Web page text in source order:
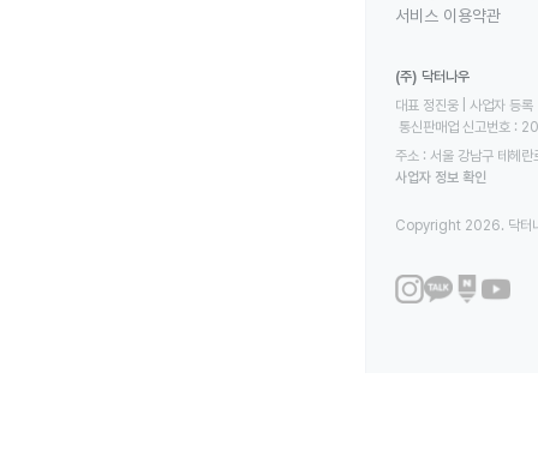
서비스 이용약관
(주) 닥터나우
대표 정진웅 | 사업자
통신판매업 신고번호
주소 : 서울 강남구 테헤
사업자 정보 확인
Copyright 2026. 닥터